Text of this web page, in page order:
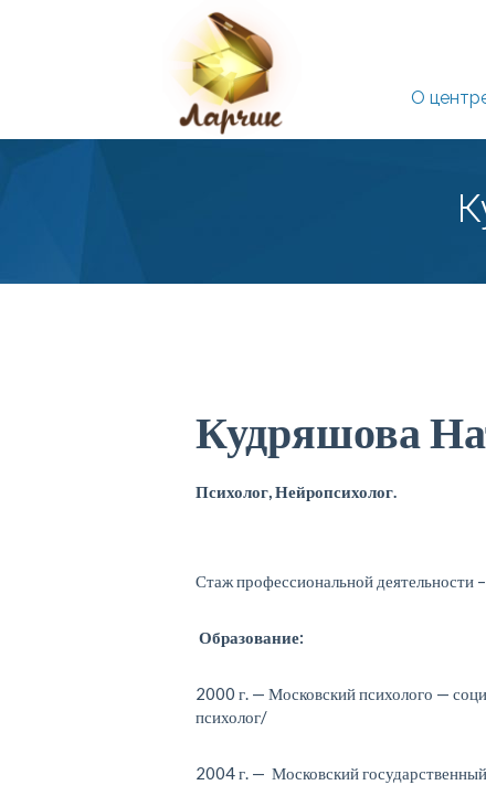
О
Кудряшова
Психолог,Нейропсихолог.
Стаж профессиональной деятельности
Образование:
2000 г. — Московский психолого —
психолог/
2004 г. — Московский